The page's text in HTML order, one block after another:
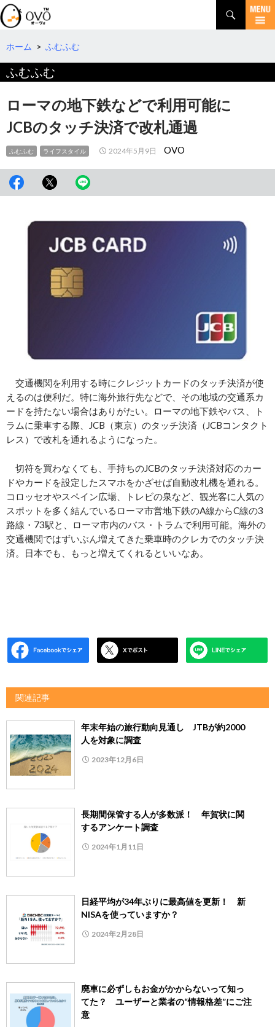
検
索
コ
テ
へ
ホーム > ふむふむ
ふむふむ
ローマの地下鉄などで利用可能に
JCBのタッチ決済で改札通過
ふむふむ ライフスタイル 2024年5月9日 OVO
交通機関を利用する時にクレジットカードのタッチ決済が使
えるのは便利だ。特に海外旅行先などで、その地域の交通系カ
ードを持たない場合はありがたい。ローマの地下鉄やバス、ト
ラムに乗車する際、JCB（東京）のタッチ決済（JCBコンタクト
レス）で改札を通れるようになった。
切符を買わなくても、手持ちのJCBのタッチ決済対応のカー
ドやカードを設定したスマホをかざせば自動改札機を通れる。
コロッセオやスペイン広場、トレビの泉など、観光客に人気の
スポットを多く結んでいるローマ市営地下鉄のA線からC線の3
路線・73駅と、ローマ市内のバス・トラムで利用可能。海外の
交通機関ではずいぶん増えてきた乗車時のクレカでのタッチ決
済。日本でも、もっと増えてくれるといいなあ。
関連記事
年末年始の旅行動向見通し JTBが約2000
人を対象に調査
2023年12月6日
長期間保管する人が多数派！ 年賀状に関
するアンケート調査
2024年1月11日
日経平均が34年ぶりに最高値を更新！ 新
NISAを使っていますか？
2024年2月28日
廃車に必ずしもお金がかからないって知っ
てた？ ユーザーと業者の“情報格差”にご注
意